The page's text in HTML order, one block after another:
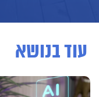
עוד בנושא